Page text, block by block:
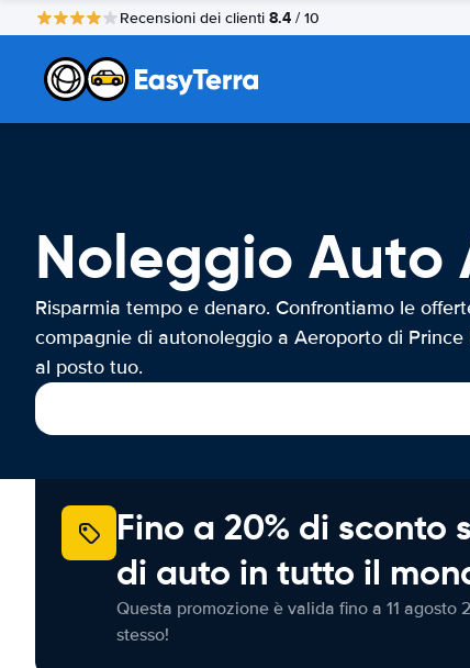
Recensioni dei clienti 8.4 / 10
Noleggio Auto
Risparmia tempo e denaro. Confrontiamo le
compagnie di autonoleggio a Aeroporto di Prince
al posto tuo.
Fino a 20% di sconto
di auto in tutto il
Questa promozione è valida fino a 11 agosto
stesso!